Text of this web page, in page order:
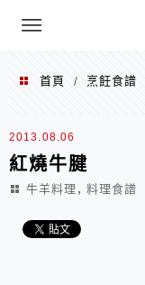
menu
首頁 / 烹飪食譜
2013.08.06
紅燒牛腱
牛羊料理 , 料理食譜